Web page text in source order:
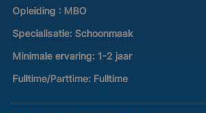
Opleiding : MBO
Specialisatie: Schoonmaak
Minimale ervaring: 1-2 jaar
Fulltime/Parttime: Fulltime